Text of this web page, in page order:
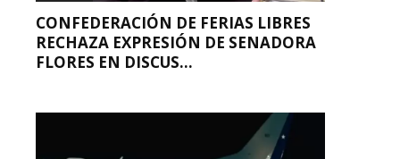
CONFEDERACIÓN DE FERIAS LIBRES
RECHAZA EXPRESIÓN DE SENADORA
FLORES EN DISCUS...